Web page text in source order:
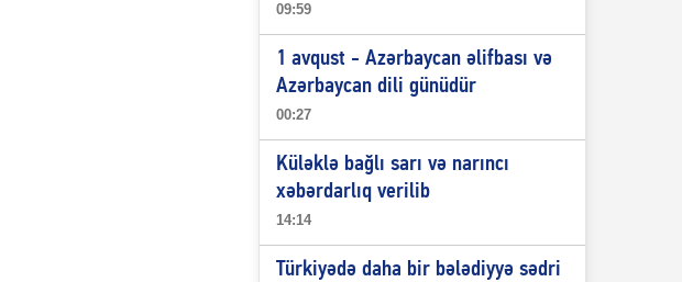
09:59
1 avqust - Azərbaycan əlifbası və
Azərbaycan dili günüdür
00:27
Küləklə bağlı sarı və narıncı
xəbərdarlıq verilib
14:14
Türkiyədə daha bir bələdiyyə sədri